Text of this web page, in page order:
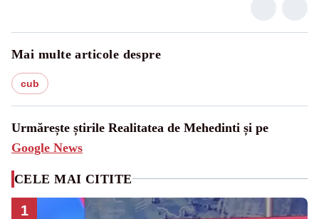
Mai multe articole despre
cub
Urmărește știrile Realitatea de Mehedinti și pe
Google News
CELE MAI CITITE
1